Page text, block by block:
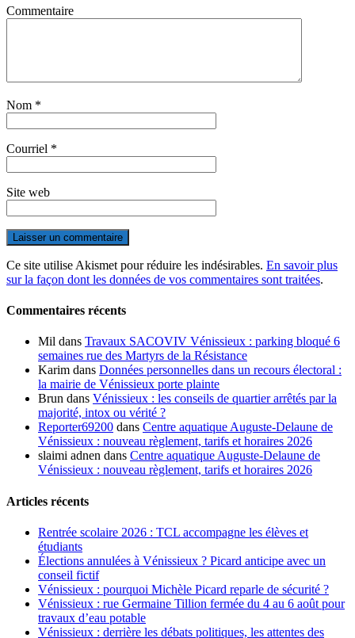
Commentaire
Nom *
Courriel *
Site web
Ce site utilise Akismet pour réduire les indésirables. En savoir plus
sur la façon dont les données de vos commentaires sont traitées.
Commentaires récents
Mil dans Travaux SACOVIV Vénissieux : parking bloqué 6
semaines rue des Martyrs de la Résistance
Karim dans Données personnelles dans un recours électoral :
la mairie de Vénissieux porte plainte
Brun dans Vénissieux : les conseils de quartier arrêtés par la
majorité, intox ou vérité ?
Reporter69200 dans Centre aquatique Auguste-Delaune de
Vénissieux : nouveau règlement, tarifs et horaires 2026
slaimi adnen dans Centre aquatique Auguste-Delaune de
Vénissieux : nouveau règlement, tarifs et horaires 2026
Articles récents
Rentrée scolaire 2026 : TCL accompagne les élèves et
étudiants
Élections annulées à Vénissieux ? Picard anticipe avec un
conseil fictif
Vénissieux : pourquoi Michèle Picard reparle de sécurité ?
Vénissieux : rue Germaine Tillion fermée du 4 au 6 août pour
travaux d’eau potable
Vénissieux : derrière les débats politiques, les attentes des